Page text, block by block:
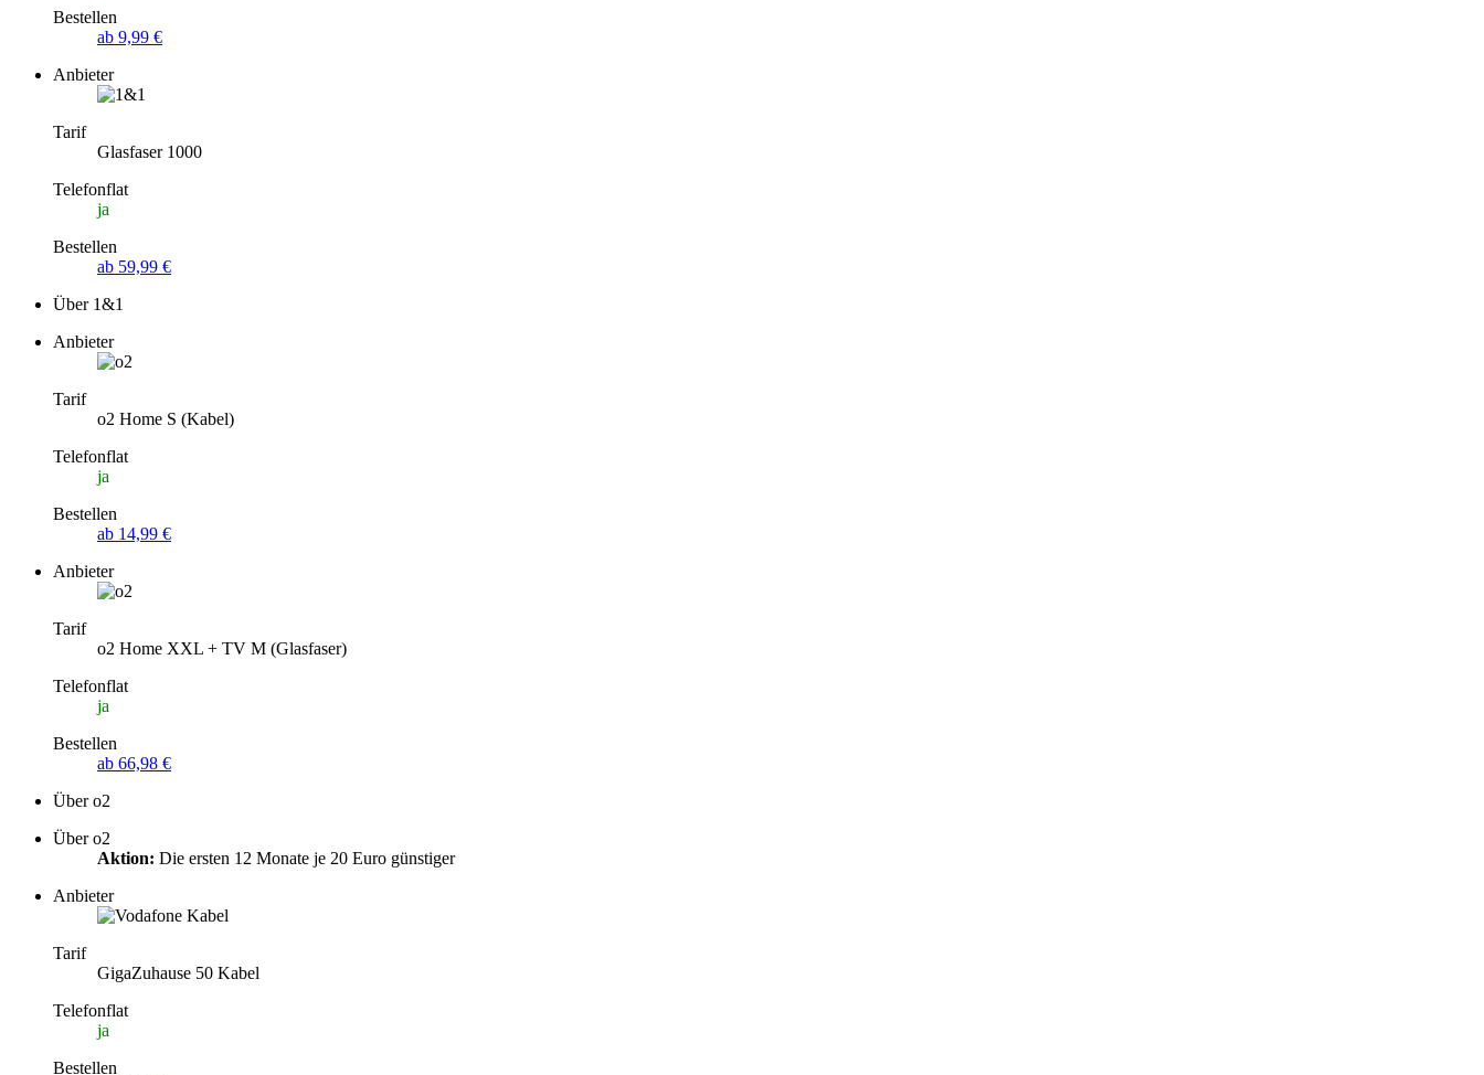
Bestellen
ab 9,99 €
Anbieter
Tarif
Glasfaser 1000
Telefonflat
ja
Bestellen
ab 59,99 €
Über 1&1
Anbieter
Tarif
o2 Home S (Kabel)
Telefonflat
ja
Bestellen
ab 14,99 €
Anbieter
Tarif
o2 Home XXL + TV M (Glasfaser)
Telefonflat
ja
Bestellen
ab 66,98 €
Über o2
Über o2
Aktion: Die ersten 12 Monate je 20 Euro günstiger
Anbieter
Tarif
GigaZuhause 50 Kabel
Telefonflat
ja
Bestellen